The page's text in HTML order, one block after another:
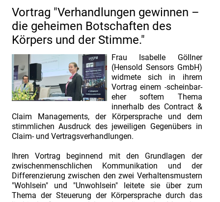
Vortrag "Verhandlungen gewinnen –
die geheimen Botschaften des
Körpers und der Stimme."
Frau Isabelle Göllner
(Hensold Sensors GmbH)
widmete sich in ihrem
Vortrag einem -scheinbar-
eher softem Thema
innerhalb des Contract &
Claim Managements, der Körpersprache und dem
stimmlichen Ausdruck des jeweiligen Gegenübers in
Claim- und Vertragsverhandlungen.
Ihren Vortrag beginnend mit den Grundlagen der
zwischenmenschlichen Kommunikation und der
Differenzierung zwischen den zwei Verhaltensmustern
"Wohlsein" und "Unwohlsein" leitete sie über zum
Thema der Steuerung der Körpersprache durch das
Tarek
Salama.
Thema:
Claim
Management
ein
Compliance-
Thema?"
INDUSTRIEFOKUS
Contract
&
Claim